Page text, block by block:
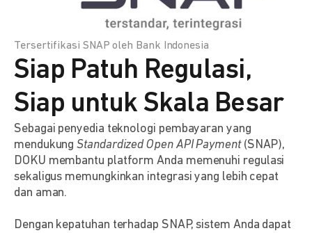
Tersertifikasi SNAP oleh Bank Indonesia
Siap Patuh Regulasi,
Siap untuk Skala Besar
Sebagai penyedia teknologi pembayaran yang
mendukungStandardized Open API Payment(SNAP),
DOKU membantu platform Anda memenuhi regulasi
sekaligus memungkinkan integrasi yang lebih cepat
dan aman.
Dengan kepatuhan terhadap SNAP, sistem Anda dapat